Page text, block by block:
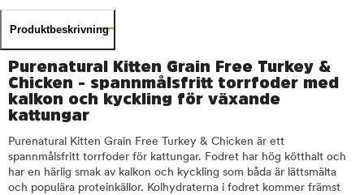
Produktbeskrivning
Purenatural Kitten Grain Free Turkey &
Chicken - spannmålsfritt torrfoder med
kalkon och kyckling för växande
kattungar
Purenatural Kitten Grain Free Turkey & Chicken är ett
spannmålsfritt torrfoder för kattungar. Fodret har hög kötthalt och
har en härlig smak av kalkon och kyckling som båda är lättsmälta
och populära proteinkällor. Kolhydraterna i fodret kommer främst